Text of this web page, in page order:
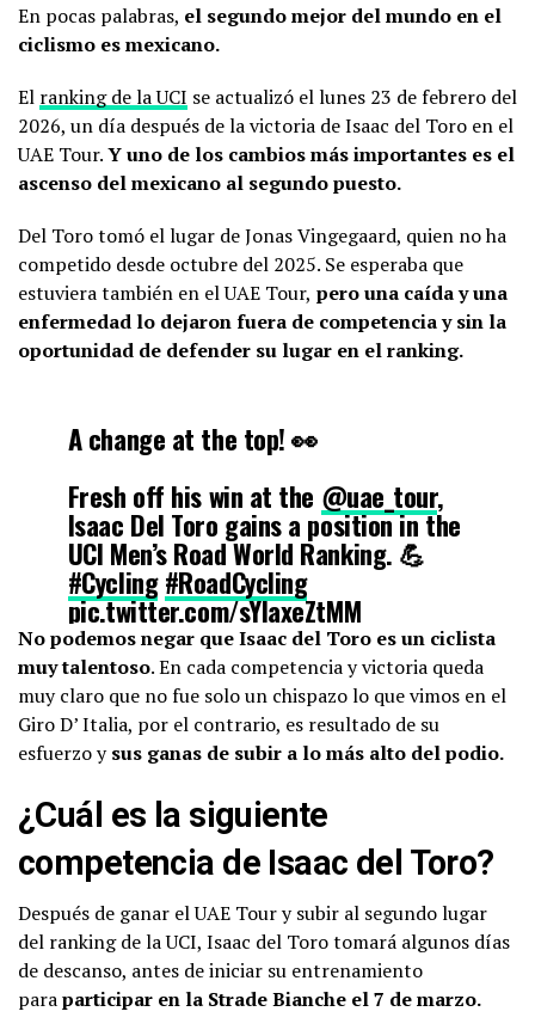
En pocas palabras, el segundo mejor del mundo en el
ciclismo es mexicano.
El ranking de la UCI se actualizó el lunes 23 de febrero del
2026, un día después de la victoria de Isaac del Toro en el
UAE Tour.Y uno de los cambios más importantes es el
ascenso del mexicano al segundo puesto.
Del Toro tomó el lugar de Jonas Vingegaard, quien no ha
competido desde octubre del 2025. Se esperaba que
estuviera también en el UAE Tour, pero una caída y una
enfermedad lo dejaron fuera de competencia y sin la
oportunidad de defender su lugar en el ranking.
A change at the top! 👀
Fresh off his win at the @uae_tour,
Isaac Del Toro gains a position in the
UCI Men’s Road World Ranking. 💪
#Cycling #RoadCycling
pic.twitter.com/sYIaxeZtMM
— UCI (@UCI_cycling)February 24, 2026
No podemos negar que Isaac del Toro es un ciclista
muy talentoso. En cada competencia y victoria queda
muy claro que no fue solo un chispazo lo que vimos en el
Giro D’ Italia, por el contrario, es resultado de su
esfuerzo ysus ganas de subir a lo más alto del podio.
¿Cuál es la siguiente
competencia de Isaac del Toro?
Después de ganar el UAE Tour y subir al segundo lugar
del ranking de la UCI, Isaac del Toro tomará algunos días
de descanso, antes de iniciar su entrenamiento
paraparticipar en la Strade Bianche el 7 de marzo.